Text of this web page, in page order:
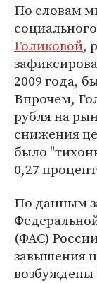
По словам
Голиковой,
2009 года,
Впрочем,
рубля на
снижения
было
0,27
По данным
(ФАС)
завышения
возбуждены